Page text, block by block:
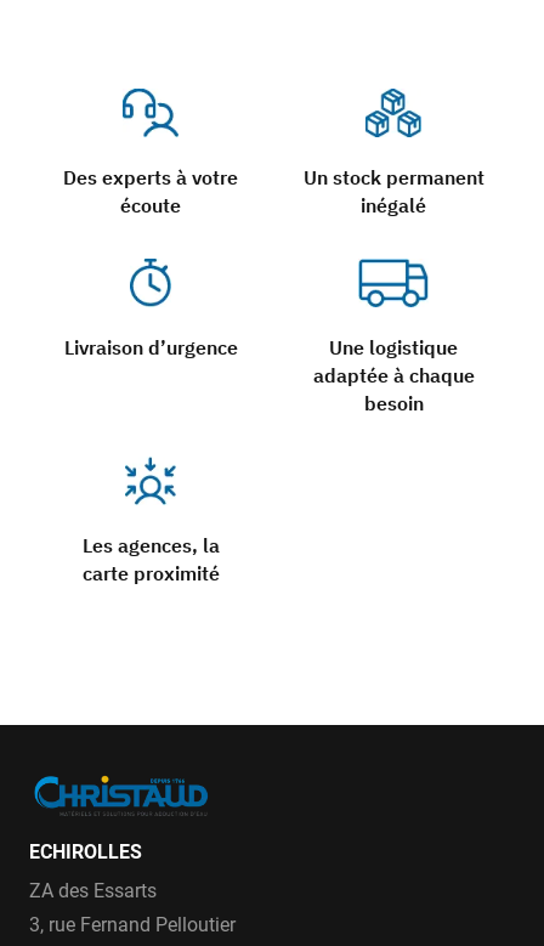
Des experts à votre
écoute
Un stock permanent
inégalé
Livraison d’urgence
Une logistique
adaptée à chaque
besoin
Les agences, la
carte proximité
ECHIROLLES
ZA des Essarts
3, rue Fernand Pelloutier